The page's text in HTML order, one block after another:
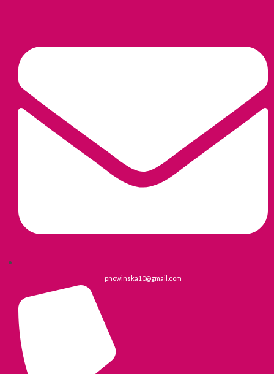
pnowinska10@gmail.com